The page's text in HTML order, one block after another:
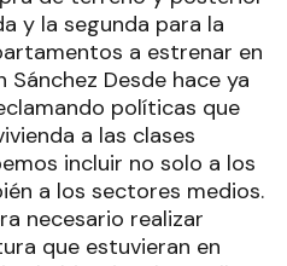
y la segunda para la
a estrenar en
Desde hace ya
políticas que
a las clases
incluir no solo a los
a los sectores medios.
necesario realizar
que estuvieran en